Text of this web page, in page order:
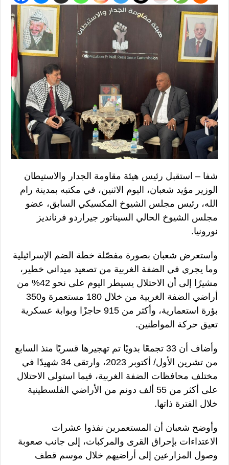
شفا – استقبل رئيس هيئة مقاومة الجدار والاستيطان
الوزير مؤيد شعبان، اليوم الاثنين، في مكتبه بمدينة رام
الله، رئيس مجلس الشيوخ المكسيكي السابق، عضو
مجلس الشيوخ الحالي السيناتور جيراردو فرنانديز
نورونيا.
واستعرض شعبان بصورة مفصّلة خطة الضم الإسرائيلية
وما يجري في الضفة الغربية من تصعيد ميداني خطير،
مشيرًا إلى أن الاحتلال يسيطر اليوم على نحو 42% من
أراضي الضفة الغربية من خلال 180 مستعمرة و350
بؤرة استعمارية، وأكثر من 915 حاجزًا وبوابة عسكرية
تعيق حركة المواطنين.
وأضاف أن 33 تجمعًا بدويًا تم تهجيرها قسريًا منذ السابع
من تشرين الأول/ أكتوبر 2023، وارتقى 34 شهيدًا في
مختلف محافظات الضفة الغربية، فيما استولى الاحتلال
على أكثر من 55 ألف دونم من الأراضي الفلسطينية
خلال الفترة ذاتها.
وأوضح شعبان أن المستعمرين نفذوا عشرات
الاعتداءات بإحراق القرى والمركبات، إلى جانب صعوبة
وصول المزارعين إلى أراضيهم خلال موسم قطف